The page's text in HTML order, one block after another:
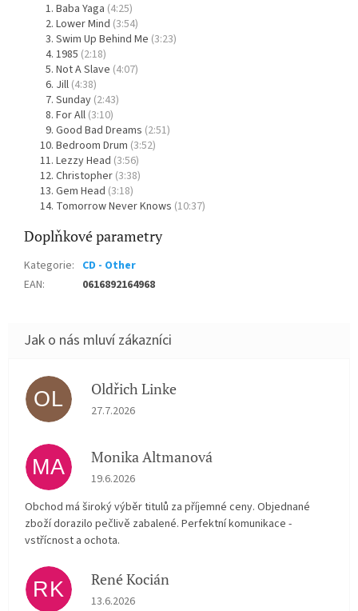
Baba Yaga (4:25)
Lower Mind (3:54)
Swim Up Behind Me (3:23)
1985 (2:18)
Not A Slave (4:07)
Jill (4:38)
Sunday (2:43)
For All (3:10)
Good Bad Dreams (2:51)
Bedroom Drum (3:52)
Lezzy Head (3:56)
Christopher (3:38)
Gem Head (3:18)
Tomorrow Never Knows (10:37)
Doplňkové parametry
Kategorie: CD - Other
EAN: 0616892164968
OL Oldřich Linke
Hodnocení obchodu je 5 z 5 hvězdiček.
27.7.2026
MA Monika Altmanová
Hodnocení obchodu je 5 z 5 hvězdiček.
19.6.2026
Obchod má široký výběr titulů za příjemné ceny. Objednané
zboží dorazilo pečlivě zabalené. Perfektní komunikace -
vstřícnost a ochota.
RK René Kocián
Hodnocení obchodu je 5 z 5 hvězdiček.
13.6.2026